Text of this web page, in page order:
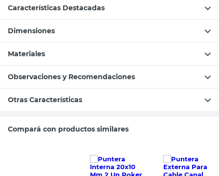
Características Destacadas
Dimensiones
Materiales
Observaciones y Recomendaciones
Otras Características
Compará con productos similares